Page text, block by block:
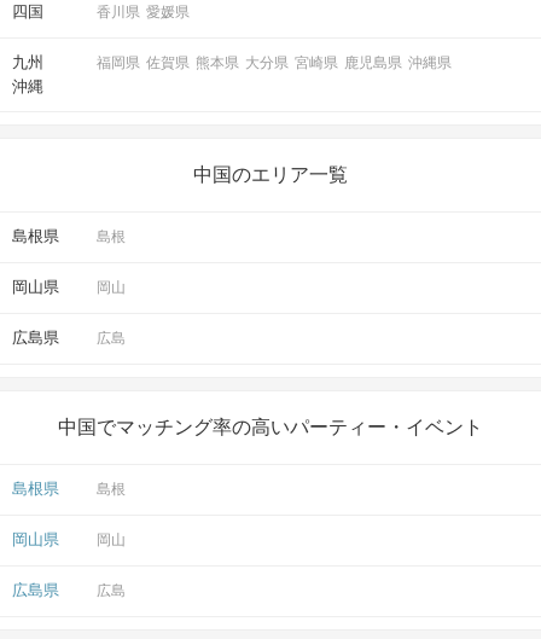
四国 香川県 愛媛県
九州
沖縄
福岡県 佐賀県 熊本県 大分県 宮崎県 鹿児島県 沖縄県
中国のエリア一覧
島根県 島根
岡山県 岡山
広島県 広島
中国でマッチング率の高いパーティー・イベント
島根県 島根
岡山県 岡山
広島県 広島